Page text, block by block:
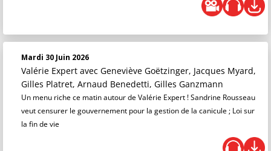
Mardi 30 Juin 2026
Valérie Expert avec Geneviève Goëtzinger, Jacques Myard,
Gilles Platret, Arnaud Benedetti, Gilles Ganzmann
Un menu riche ce matin autour de Valérie Expert ! Sandrine Rousseau
veut censurer le gouvernement pour la gestion de la canicule ; Loi sur
la fin de vie